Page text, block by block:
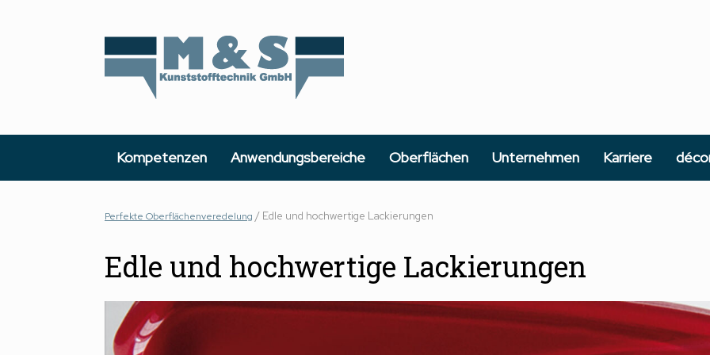
Kompetenzen Anwendungsbereiche Oberflächen Unternehmen Karriere
Perfekte Oberflächenveredelung / Edle und hochwertige Lackierungen
Edle und hochwertige Lackierungen